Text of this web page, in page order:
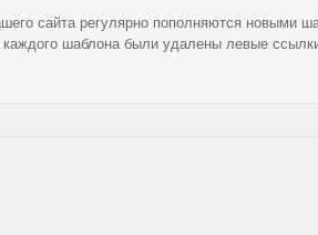
сайта регулярно пополняются новыми
шаблона были удалены левые